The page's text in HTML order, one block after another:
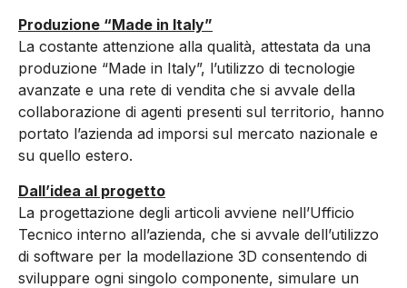
Produzione “Made in Italy”
La costante attenzione alla qualità, attestata da una
produzione “Made in Italy”, l’utilizzo di tecnologie
avanzate e una rete di vendita che si avvale della
collaborazione di agenti presenti sul territorio, hanno
portato l’azienda ad imporsi sul mercato nazionale e
su quello estero.
Dall’idea al progetto
La progettazione degli articoli avviene nell’Ufficio
Tecnico interno all’azienda, che si avvale dell’utilizzo
di software per la modellazione 3D consentendo di
sviluppare ogni singolo componente, simulare un